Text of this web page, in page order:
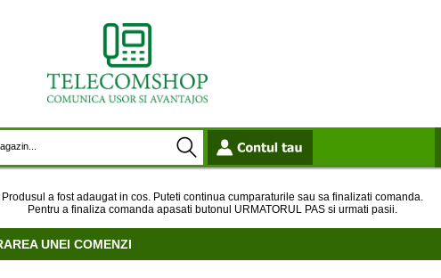
Produsul a fost adaugat in cos. Puteti continua cumparaturile sau sa finalizati comanda.
Pentru a finaliza comanda apasati butonul URMATORUL PAS si urmati pasii.
UNEI COMENZI